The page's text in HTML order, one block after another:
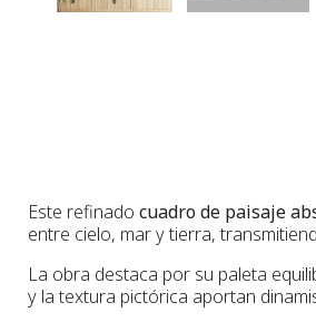
Este refinado cuadro de paisaje
entre cielo, mar y tierra,
La obra destaca por su paleta
y la textura pictórica aportan